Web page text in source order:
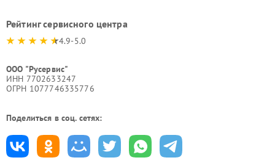
Рейтинг сервисного центра
4.9-5.0
ООО "Русервис"
ИНН 7702633247
ОГРН 1077746335776
Поделиться в соц. сетях: